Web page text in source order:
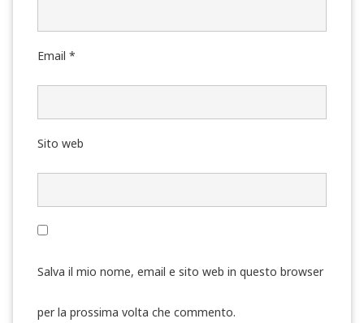
Email *
Sito web
Salva il mio nome, email e sito web in questo browser
per la prossima volta che commento.